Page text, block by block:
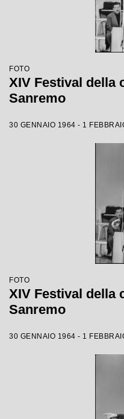
FOTO
XIV Festival della
Sanremo
30 GENNAIO 1964 - 1
FOTO
XIV Festival della
Sanremo
30 GENNAIO 1964 - 1